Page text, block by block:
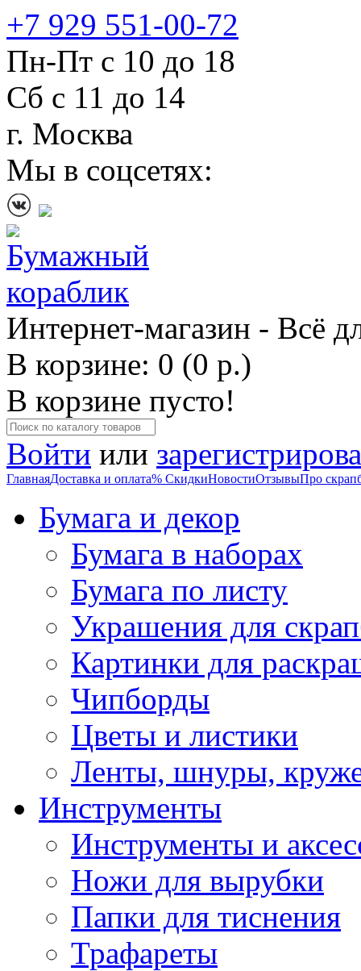
+7 929 551-00-72
Пн-Пт с 10 до 18
Сб с 11 до 14
г. Москва
Мы в соцсетях:
Интернет-магазин - Всё
В корзине: 0 (0 р.)
В корзине пусто!
Войти или
ГлавнаяДоставка и оплата% СкидкиНовостиОтзывыПро
Бумага и декор
Бумага в наборах
Бумага по листу
Украшения для
Картинки для
Чипборды
Цветы и листики
Ленты, шнуры,
Инструменты
Инструменты и
Ножи для вырубки
Папки для тиснения
Трафареты